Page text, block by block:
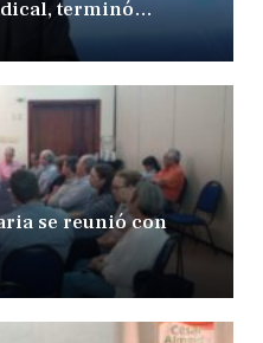
terminó
se reunió con